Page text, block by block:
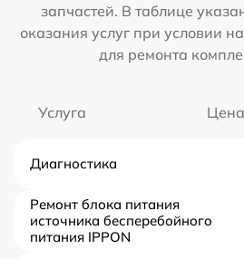
запчастей. В таблице
оказания услуг при условии
для ремонта
Услуга
Диагностика
Ремонт блока питания
источника бесперебойного
питания IPPON